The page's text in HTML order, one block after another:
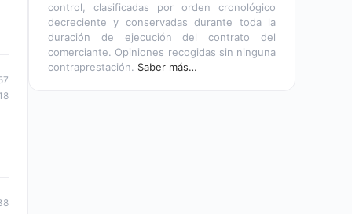
control, clasificadas por orden cronológico
decreciente y conservadas durante toda la
duración de ejecución del contrato del
comerciante. Opiniones recogidas sin ninguna
contraprestación. Saber más…